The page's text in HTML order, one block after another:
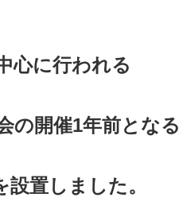
心に行われる
の開催1年前となる
置しました。